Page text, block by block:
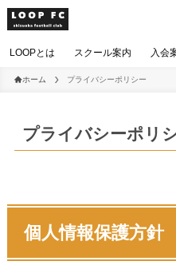
LOOPとは スクール案内 入会
ホーム プライバシーポリシー
プライバシーポリ
個人情報保護方針